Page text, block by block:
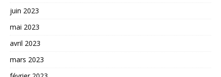
juin 2023
mai 2023
avril 2023
mars 2023